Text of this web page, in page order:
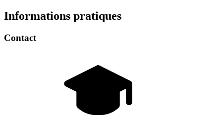
Informations pratiques
Contact